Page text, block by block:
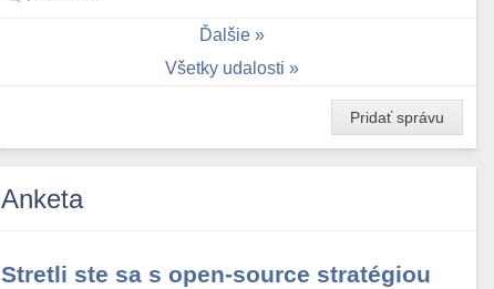
Ďalšie
Všetky udalosti
Pridať správu
Anketa
Stretli ste sa s open-source stratégiou